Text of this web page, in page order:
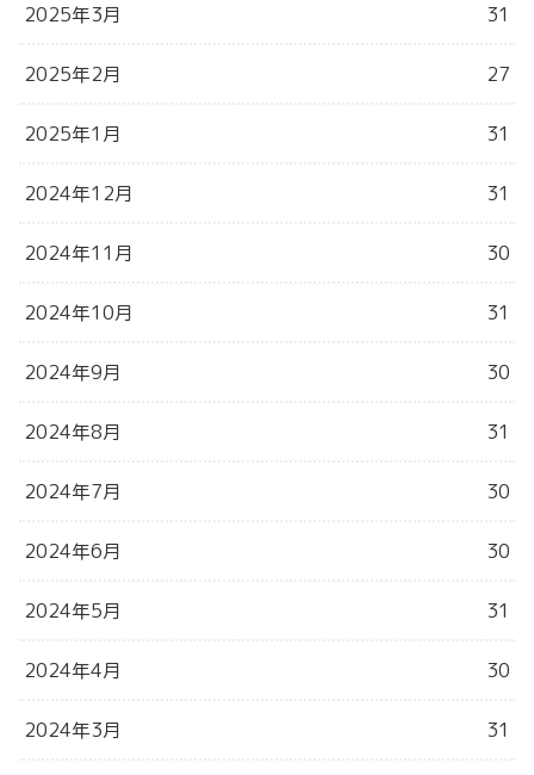
2025年3月 31
2025年2月 27
2025年1月 31
2024年12月 31
2024年11月 30
2024年10月 31
2024年9月 30
2024年8月 31
2024年7月 30
2024年6月 30
2024年5月 31
2024年4月 30
2024年3月 31